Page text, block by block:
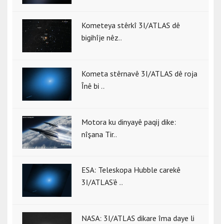
Kometeya stêrkî 3I/ATLAS dê
bigihîje nêz..
Kometa stêrnavê 3I/ATLAS dê roja
Înê bi ..
Motora ku dinyayê paqij dike:
nîşana Tir..
ESA: Teleskopa Hubble carekê
3I/ATLAS’ê ..
NASA: 3I/ATLAS dikare îma daye li